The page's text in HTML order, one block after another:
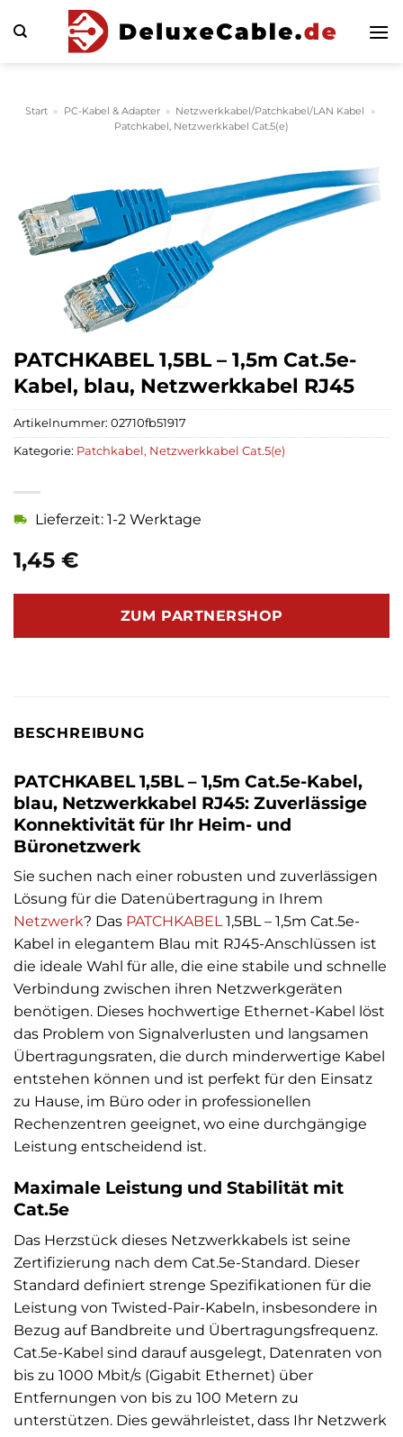
Inhalt
Start » PC-Kabel & Adapter » Netzwerkkabel/Patchkabel/LAN Kabel
»
Patchkabel, Netzwerkkabel Cat.5(e)
PATCHKABEL 1,5BL – 1,5m Cat.5e-
Kabel, blau, Netzwerkkabel RJ45
1,45 €
Lieferzeit: 1-2 Werktage
ZUM PARTNERSHOP
Artikelnummer: 02710fb51917
Kategorie: Patchkabel, Netzwerkkabel Cat.5(e)
BESCHREIBUNG
PATCHKABEL 1,5BL – 1,5m Cat.5e-Kabel,
blau, Netzwerkkabel RJ45: Zuverlässige
Konnektivität für Ihr Heim- und
Büronetzwerk
Sie suchen nach einer robusten und zuverlässigen
Lösung für die Datenübertragung in Ihrem
Netzwerk? Das PATCHKABEL1,5BL – 1,5m Cat.5e-
Kabel in elegantem Blau mit RJ45-Anschlüssen ist
die ideale Wahl für alle, die eine stabile und schnelle
Verbindung zwischen ihren Netzwerkgeräten
benötigen. Dieses hochwertige Ethernet-Kabel löst
das Problem von Signalverlusten und langsamen
Übertragungsraten, die durch minderwertige Kabel
entstehen können und ist perfekt für den Einsatz
zu Hause, im Büro oder in professionellen
Rechenzentren geeignet, wo eine durchgängige
Leistung entscheidend ist.
Maximale Leistung und Stabilität mit
Cat.5e
Das Herzstück dieses Netzwerkkabels ist seine
Zertifizierung nach dem Cat.5e-Standard. Dieser
Standard definiert strenge Spezifikationen für die
Leistung von Twisted-Pair-Kabeln, insbesondere in
Bezug auf Bandbreite und Übertragungsfrequenz.
Cat.5e-Kabel sind darauf ausgelegt, Datenraten von
bis zu 1000 Mbit/s (Gigabit Ethernet) über
Entfernungen von bis zu 100 Metern zu
unterstützen. Dies gewährleistet, dass Ihr Netzwerk